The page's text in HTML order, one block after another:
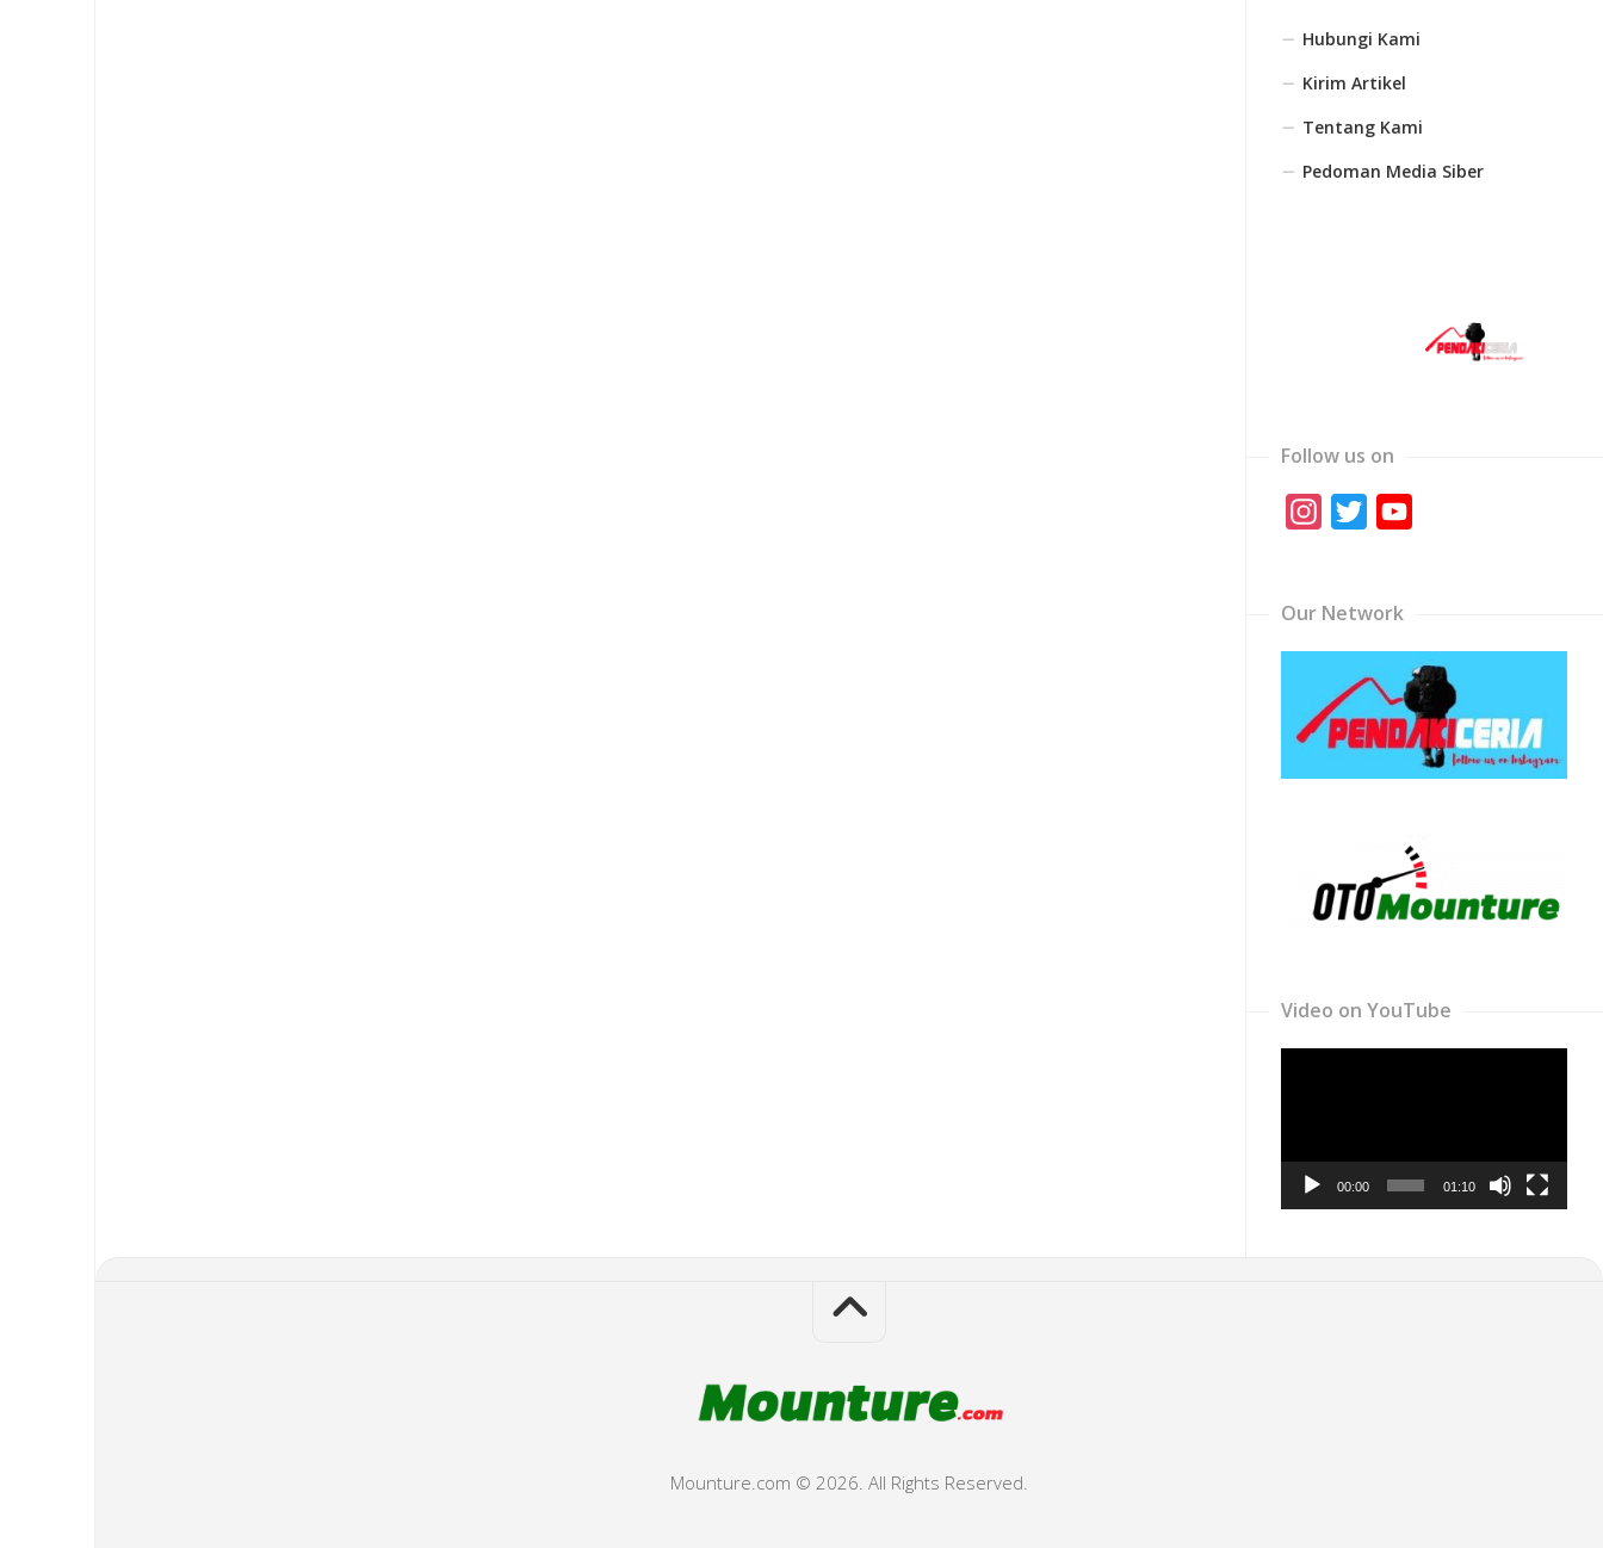
Hubungi Kami
Kirim Artikel
Tentang Kami
Pedoman Media Siber
Follow us on
Instagram
Twitter
Our Network
Video on YouTube
00:00 01:10
Mounture.com © 2026. All Rights Reserved.